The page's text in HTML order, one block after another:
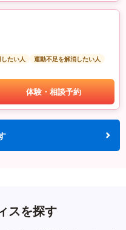
たい人
運動不足を解消したい人
体験・相談予約
スを探す